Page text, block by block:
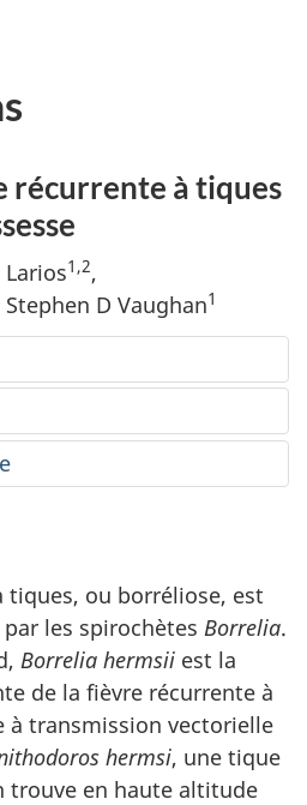
récurrente à tiques
Larios1,2,
Stephen D Vaughan1
tiques, ou borréliose, est
les spirochètes Borrelia.
Borrelia hermsii est la
de la fièvre récurrente à
à transmission vectorielle
hermsi, une tique
trouve en haute altitude